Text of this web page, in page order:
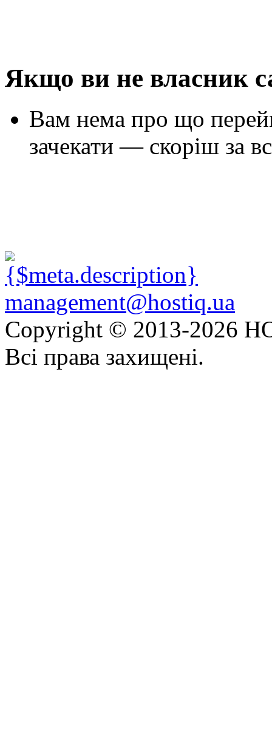
Якщо ви не власник
Вам нема про що
зачекати — скоріш за
management@hostiq.ua
Copyright © 2013-2026
Всі права захищені.